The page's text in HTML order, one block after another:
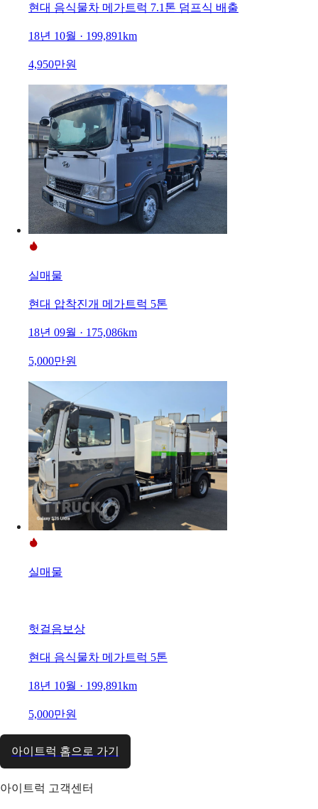
현대 음식물차 메가트럭 7.1톤 덤프식 배출
18년 10월 · 199,891km
4,950만원
실매물
현대 압착진개 메가트럭 5톤
18년 09월 · 175,086km
5,000만원
실매물
헛걸음보상
현대 음식물차 메가트럭 5톤
18년 10월 · 199,891km
5,000만원
아이트럭 홈으로 가기
아이트럭 고객센터